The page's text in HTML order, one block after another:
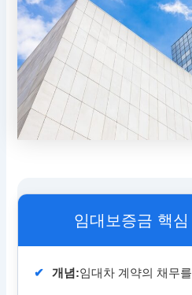
임대보증금 핵
✔ 개념:임대차 계약의 채무